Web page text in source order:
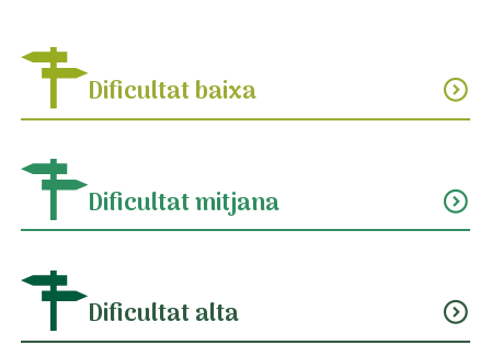
Dificultat baixa expand_circle_down
Dificultat mitjana expand_circle_down
Dificultat alta expand_circle_down